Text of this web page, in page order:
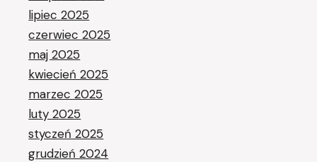
lipiec 2025
czerwiec 2025
maj 2025
kwiecień 2025
marzec 2025
luty 2025
styczeń 2025
grudzień 2024